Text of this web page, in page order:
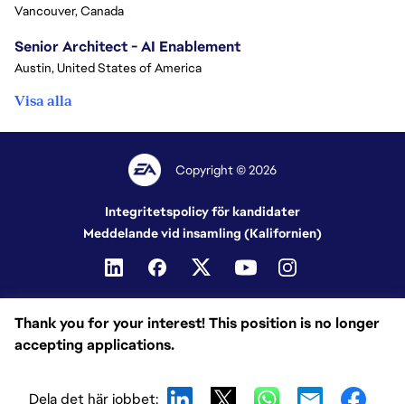
Thank you for your interest! This position is no longer
accepting applications.
Dela det här jobbet:
Vancouver, Canada
Senior Architect - AI Enablement
Austin, United States of America
Visa alla
Copyright © 2026
Integritetspolicy för kandidater
Meddelande vid insamling (Kalifornien)